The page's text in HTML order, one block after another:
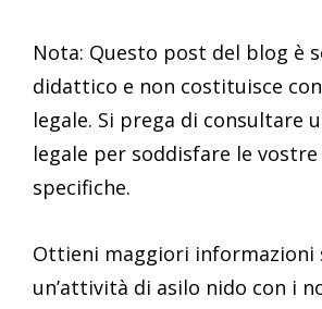
Nota: Questo post del blog è
didattico e non costituisce
legale. Si prega di consultare
legale per soddisfare le vostre
specifiche.
Ottieni maggiori informazioni
un’attività di asilo nido con i